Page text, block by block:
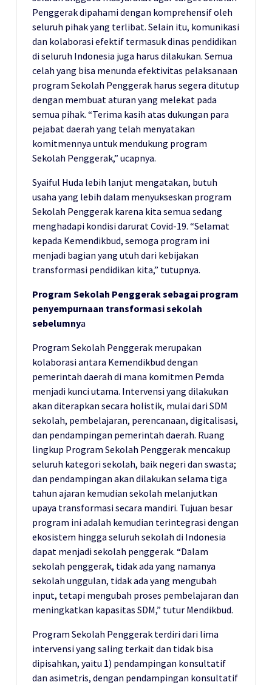
Penggerak dipahami dengan komprehensif oleh
seluruh pihak yang terlibat. Selain itu, komunikasi
dan kolaborasi efektif termasuk dinas pendidikan
di seluruh Indonesia juga harus dilakukan. Semua
celah yang bisa menunda efektivitas pelaksanaan
program Sekolah Penggerak harus segera ditutup
dengan membuat aturan yang melekat pada
semua pihak. “Terima kasih atas dukungan para
pejabat daerah yang telah menyatakan
komitmennya untuk mendukung program
Sekolah Penggerak,” ucapnya.
Syaiful Huda lebih lanjut mengatakan, butuh
usaha yang lebih dalam menyukseskan program
Sekolah Penggerak karena kita semua sedang
menghadapi kondisi darurat Covid-19. “Selamat
kepada Kemendikbud, semoga program ini
menjadi bagian yang utuh dari kebijakan
transformasi pendidikan kita,” tutupnya.
Program Sekolah Penggerak sebagai program
penyempurnaan transformasi sekolah
sebelumnya
Program Sekolah Penggerak merupakan
kolaborasi antara Kemendikbud dengan
pemerintah daerah di mana komitmen Pemda
menjadi kunci utama. Intervensi yang dilakukan
akan diterapkan secara holistik, mulai dari SDM
sekolah, pembelajaran, perencanaan, digitalisasi,
dan pendampingan pemerintah daerah. Ruang
lingkup Program Sekolah Penggerak mencakup
seluruh kategori sekolah, baik negeri dan swasta;
dan pendampingan akan dilakukan selama tiga
tahun ajaran kemudian sekolah melanjutkan
upaya transformasi secara mandiri. Tujuan besar
program ini adalah kemudian terintegrasi dengan
ekosistem hingga seluruh sekolah di Indonesia
dapat menjadi sekolah penggerak. “Dalam
sekolah penggerak, tidak ada yang namanya
sekolah unggulan, tidak ada yang mengubah
input, tetapi mengubah proses pembelajaran dan
meningkatkan kapasitas SDM,” tutur Mendikbud.
Program Sekolah Penggerak terdiri dari lima
intervensi yang saling terkait dan tidak bisa
dipisahkan, yaitu 1) pendampingan konsultatif
dan asimetris, dengan pendampingan konsultatif